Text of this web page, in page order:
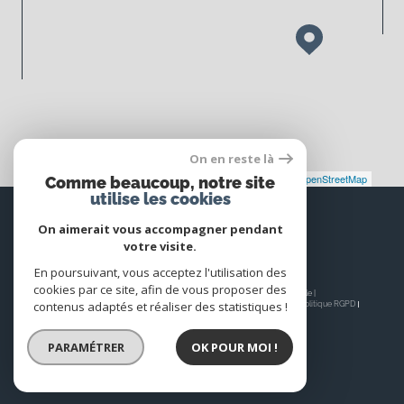
Leaflet|©JawgMaps © OpenStreetMap
Espace
PROPRIÉTAIRE
Se connecter
© 2026 | Tous droits réservés | Traduction powered by Google |
Nos honoraires
Plan du site Mentions légales Admin Nos liens
Politique RGPD
On en reste là
Comme beaucoup, notre site
utilise les cookies
On aimerait vous accompagner pendant
votre visite.
En poursuivant, vous acceptez l'utilisation des
cookies par ce site, afin de vous proposer des
contenus adaptés et réaliser des statistiques !
PARAMÉTRER OK POUR MOI !